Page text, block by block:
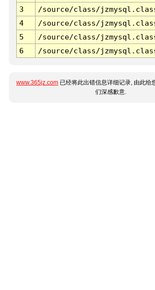
3 /source/class/
4
/source/class/
5
/source/class/
6
/source/class/
www.365jz.com 已经将此出错信息详细记录, 由此给
们深感歉意.